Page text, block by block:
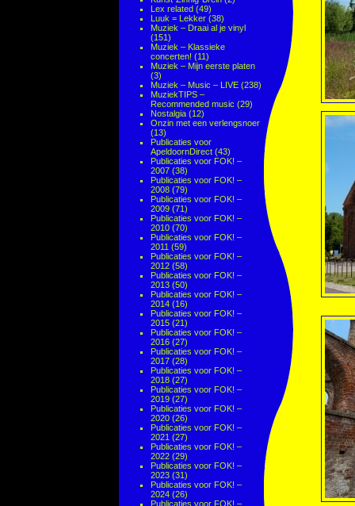
Lex related (49)
Luuk = Lekker (38)
Muziek – Draai al je vinyl
(151)
Muziek – Klassieke
concerten! (11)
Muziek – Mijn eerste platen
(3)
Muziek – Music – LIVE (238)
MuziekTIPS –
Recommended music (29)
Nostalgia (12)
Onzin met een verlengsnoer
(13)
Publicaties voor
ApeldoornDirect (43)
Publicaties voor FOK! –
2007 (38)
Publicaties voor FOK! –
2008 (79)
Publicaties voor FOK! –
2009 (71)
Publicaties voor FOK! –
2010 (70)
Publicaties voor FOK! –
2011 (59)
Publicaties voor FOK! –
2012 (58)
Publicaties voor FOK! –
2013 (50)
Publicaties voor FOK! –
2014 (16)
Publicaties voor FOK! –
2015 (21)
Publicaties voor FOK! –
2016 (27)
Publicaties voor FOK! –
2017 (28)
Publicaties voor FOK! –
2018 (27)
Publicaties voor FOK! –
2019 (27)
Publicaties voor FOK! –
2020 (26)
Publicaties voor FOK! –
2021 (27)
Publicaties voor FOK! –
2022 (29)
Publicaties voor FOK! –
2023 (31)
Publicaties voor FOK! –
2024 (26)
Publicaties voor FOK! –